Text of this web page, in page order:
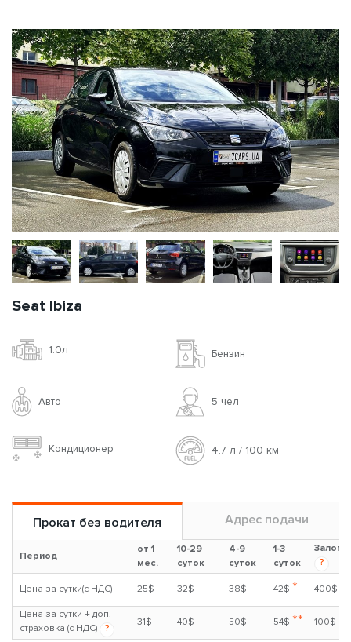
Seat Ibiza
1.0л Бензин
Авто 5 чел
Кондиционер 4.7 л / 100 км
Прокат без водителя Адрес подачи
Период
от 1
мес.
10-29
суток
4-9
суток
1-3
суток
Залог
?
Цена за сутки(с НДС) 25$ 32$ 38$ 42$ * 400$
Цена за сутки + доп.
страховка (с НДС)
?
31$ 40$ 50$ 54$ ** 100$